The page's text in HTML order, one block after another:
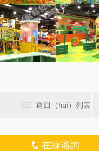
返回（huí）列表
在線谘詢